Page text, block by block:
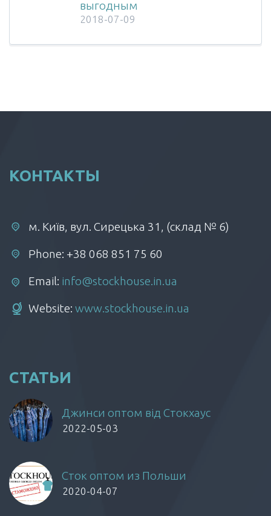
выгодным
2018-07-09
КОНТАКТЫ
м. Київ, вул. Сирецька 31, (склад № 6)
Phone: +38 068 851 75 60
Email: info@stockhouse.in.ua
Website: www.stockhouse.in.ua
СТАТЬИ
Джинси оптом від Стокхаус
2022-05-03
Сток оптом из Польши
2020-04-07